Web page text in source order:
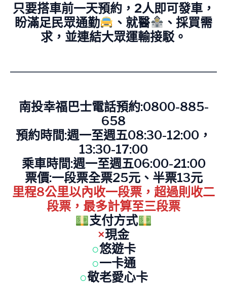
只要搭車前一天預約， 2人即可發車，
盼滿足民眾通勤
、就醫
、採買需
求，並連結大眾運輸接駁。
南投幸福巴士電話預約:0800-885-
658
預約時間:週一至週五08:30-12:00，
13:30-17:00
乘車時間:週一至週五06:00-21:00
票價:一段票全票25元、半票13元
里程8公里以內收一段票，超過則收二
段票，最多計算至三段票
支付方式
×現金
○悠遊卡
○一卡通
○敬老愛心卡